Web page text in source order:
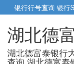
银行行号查询 银行
湖北德
湖北德富泰银行